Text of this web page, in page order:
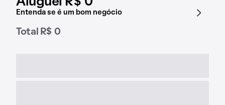
Entenda se é um bom negócio
Total R$ 0